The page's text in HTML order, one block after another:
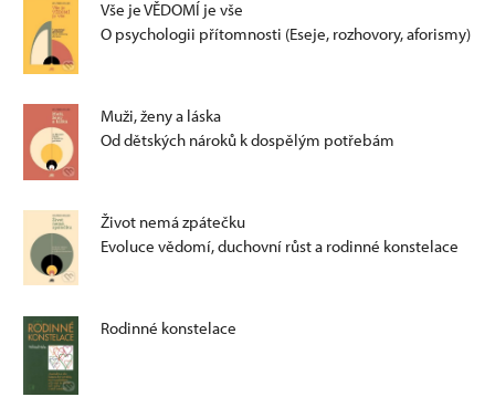
Vše je VĚDOMÍ je vše
O psychologii přítomnosti (Eseje, rozhovory, aforismy)
Muži, ženy a láska
Od dětských nároků k dospělým potřebám
Život nemá zpátečku
Evoluce vědomí, duchovní růst a rodinné konstelace
Rodinné konstelace